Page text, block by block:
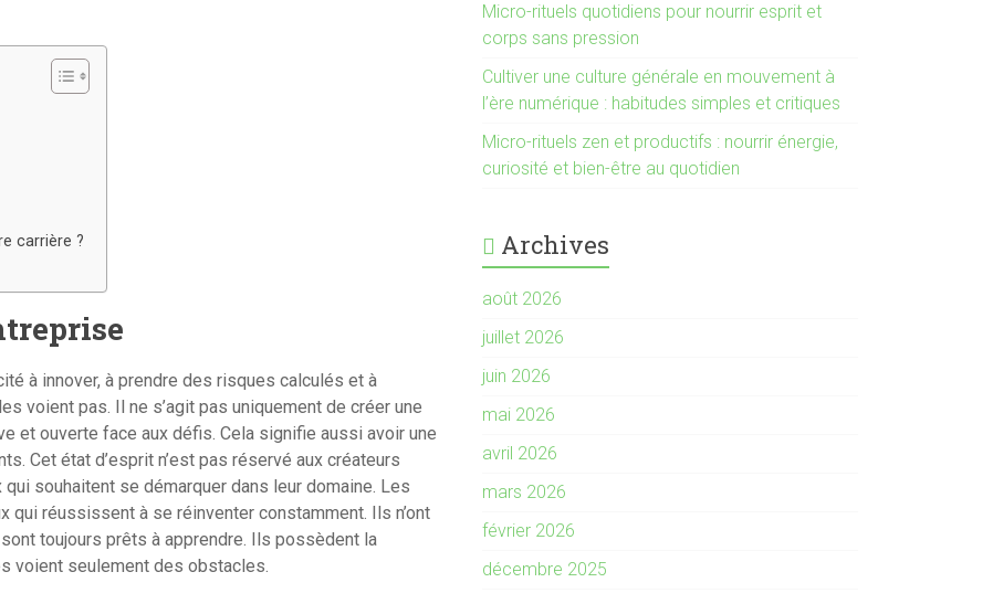
carrière ?
à innover, à prendre des risques calculés et à
voient pas. Il ne s’agit pas uniquement de créer une
et ouverte face aux défis. Cela signifie aussi avoir une
Cet état d’esprit n’est pas réservé aux créateurs
souhaitent se démarquer dans leur domaine. Les
réussissent à se réinventer constamment. Ils n’ont
toujours prêts à apprendre. Ils possèdent la
voient seulement des obstacles.
Micro-rituels quotidiens pour nourrir esprit et
corps sans pression
Cultiver une culture générale en mouvement à
l’ère numérique : habitudes simples et critiques
Micro-rituels zen et productifs : nourrir énergie,
curiosité et bien-être au quotidien
Archives
août 2026
juillet 2026
juin 2026
mai 2026
avril 2026
mars 2026
février 2026
décembre 2025